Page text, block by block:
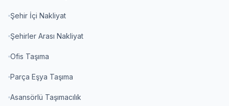
Şehir İçi Nakliyat
Şehirler Arası Nakliyat
Ofis Taşıma
Parça Eşya Taşıma
Asansörlü Taşımacılık